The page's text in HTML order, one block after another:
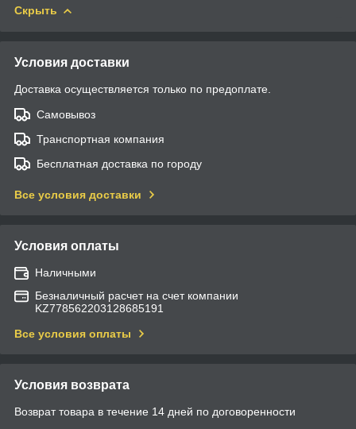
Скрыть
Условия доставки
Доставка осуществляется только по предоплате.
Самовывоз
Транспортная компания
Бесплатная доставка по городу
Все условия доставки
Условия оплаты
Наличными
Безналичный расчет на счет компании
KZ778562203128685191
Все условия оплаты
Условия возврата
Возврат товара в течение 14 дней по договоренности